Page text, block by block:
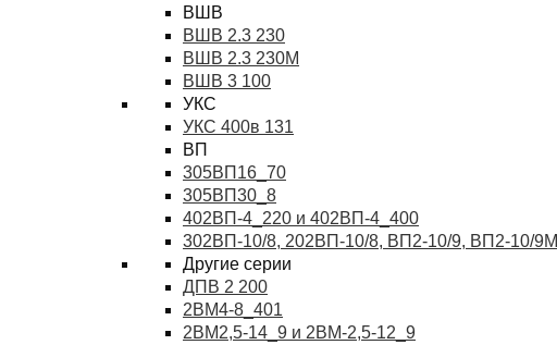
ВШВ
ВШВ 2.3 230
ВШВ 2.3 230М
ВШВ 3 100
УКС
УКС 400в 131
ВП
305ВП16_70
305ВП30_8
402ВП-4_220 и 402ВП-4_400
302ВП-10/8, 202ВП-10/8, ВП2-10/9, ВП2-10/9М
Другие серии
ДПВ 2 200
2ВМ4-8_401
2ВМ2,5-14_9 и 2ВМ-2,5-12_9